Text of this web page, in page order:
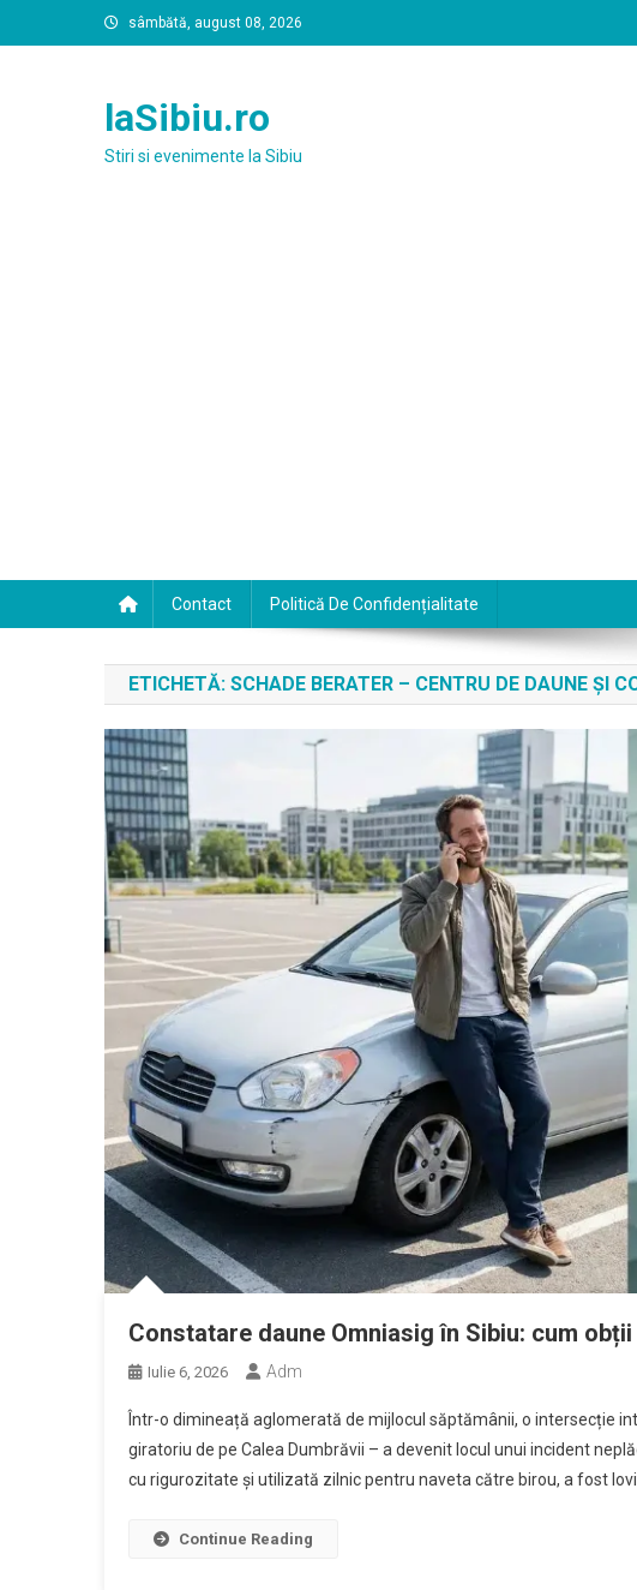
to
sâmbătă, august 08, 2026
laSibiu.ro
Stiri si evenimente la Sibiu
Contact Politică De Confidențialitate
ETICHETĂ: SCHADE BERATER – CENTRU DE DAUNE ȘI
Constatare daune Omniasig în Sibiu: cum
Iulie 6, 2026 Adm
Într-o dimineață aglomerată de mijlocul săptămânii, o intersecție
giratoriu de pe Calea Dumbrăvii – a devenit locul unui incident
cu rigurozitate și utilizată zilnic pentru naveta către birou, a fost
Continue Reading